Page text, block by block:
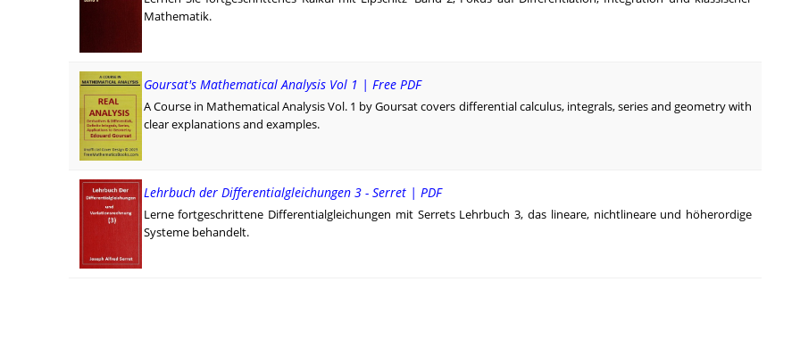
Mathematik.
Goursat's Mathematical Analysis Vol 1 | Free PDF
A Course in Mathematical Analysis Vol. 1 by Goursat covers differential calculus, integrals, series and geometry with
clear explanations and examples.
Lehrbuch der Differentialgleichungen 3 - Serret | PDF
Lerne fortgeschrittene Differentialgleichungen mit Serrets Lehrbuch 3, das lineare, nichtlineare und höher­ordige
Systeme behandelt.